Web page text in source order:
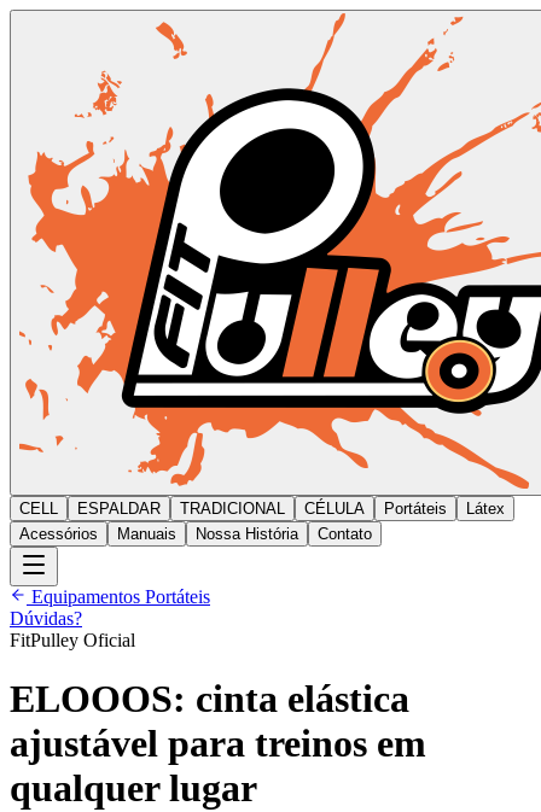
CELL ESPALDAR TRADICIONAL CÉLULA Portáteis
Látex
Acessórios
Manuais Nossa História Contato
Equipamentos Portáteis
Dúvidas?
FitPulley Oficial
ELOOOS: cinta elástica
ajustável para treinos em
qualquer lugar